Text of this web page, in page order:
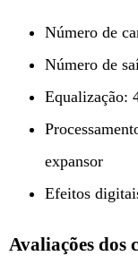
Número de
Número de
Equalização:
expansor
Efeitos
Avaliações dos